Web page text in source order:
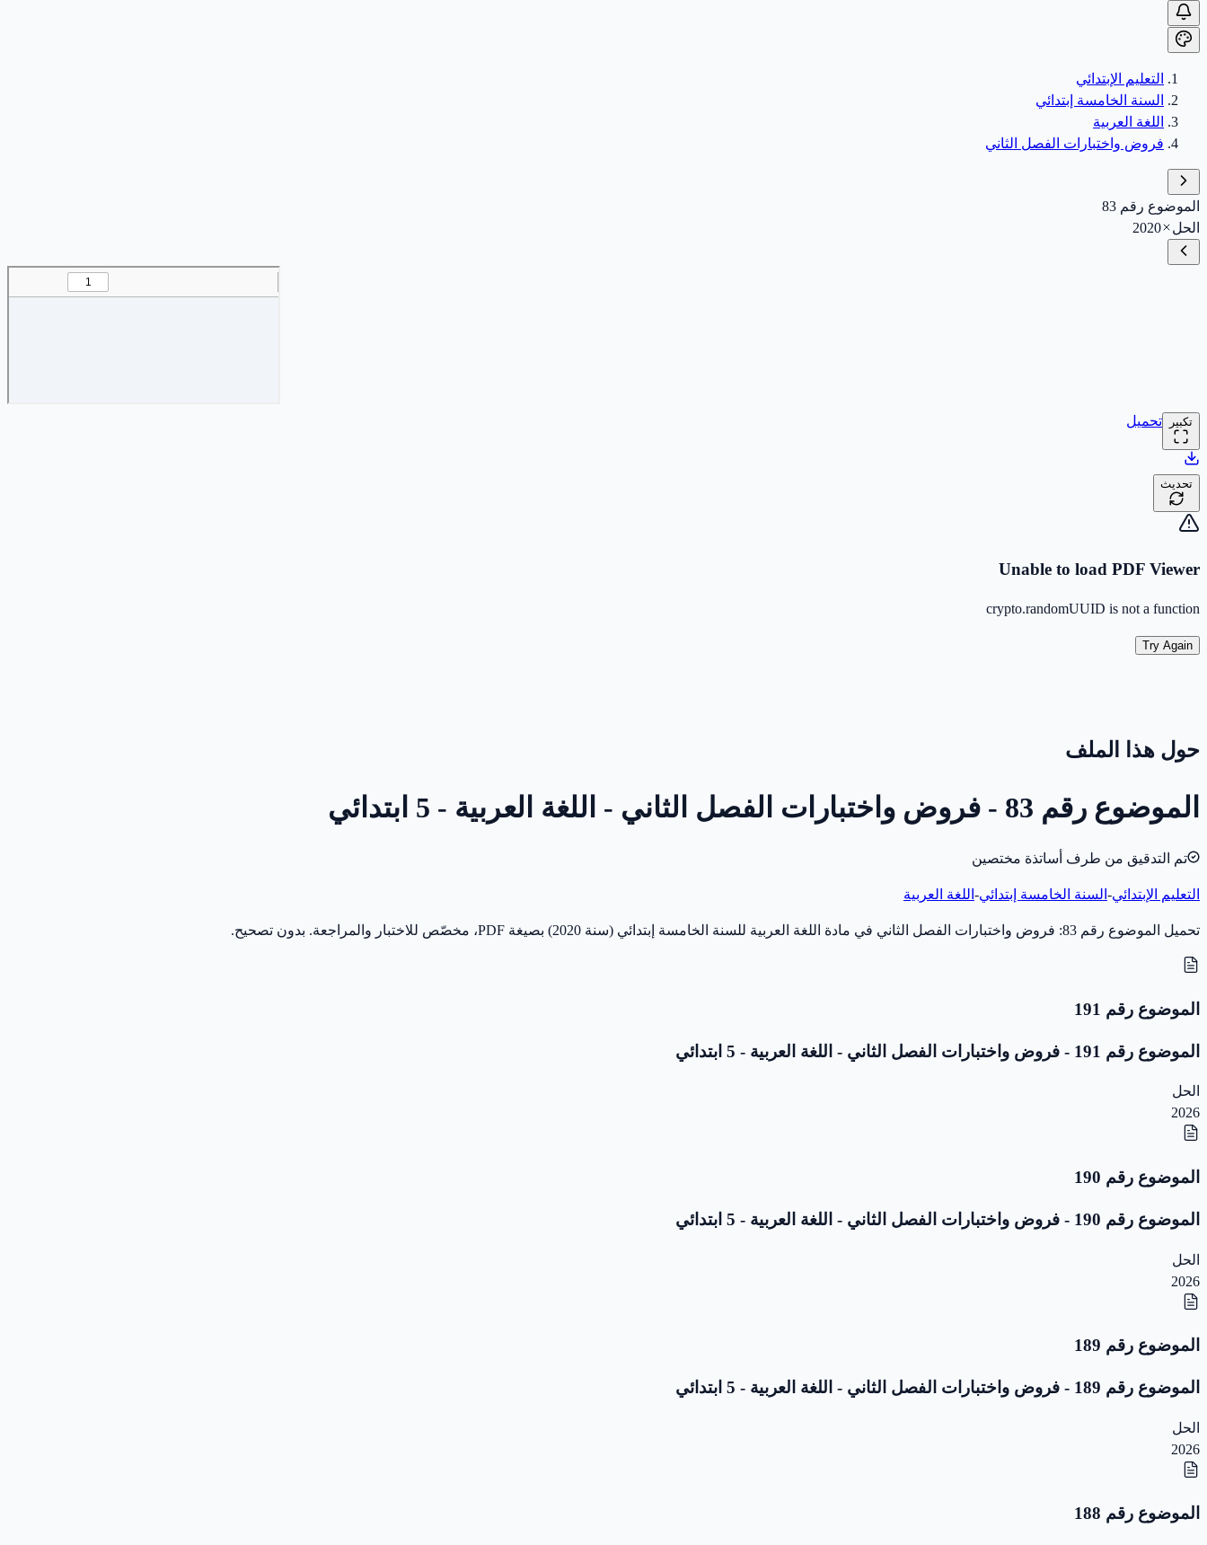
التعليم الإبتدائي
السنة الخامسة إبتدائي
اللغة العربية
فروض واختبارات الفصل الثاني
الموضوع رقم 83
الحل
2020
تكبير تحميل
تحديث
Unable to load PDF Viewer
crypto.randomUUID is not a function
Try Again
حول هذا الملف
الموضوع رقم 83 - فروض واختبارات الفصل الثاني - اللغة العربية - 5 ابتدائي
تم التدقيق من طرف أساتذة مختصين
التعليم الإبتدائي- السنة الخامسة إبتدائي- اللغة العربية
تحميل الموضوع رقم 83: فروض واختبارات الفصل الثاني في مادة اللغة العربية للسنة الخامسة إبتدائي (سنة 2020) بصيغة PDF، مخصّص للاختبار والمراجعة. بدون تصحيح.
الموضوع رقم 191
الموضوع رقم 191 - فروض واختبارات الفصل الثاني - اللغة العربية - 5 ابتدائي
الحل
2026
الموضوع رقم 190
الموضوع رقم 190 - فروض واختبارات الفصل الثاني - اللغة العربية - 5 ابتدائي
الحل
2026
الموضوع رقم 189
الموضوع رقم 189 - فروض واختبارات الفصل الثاني - اللغة العربية - 5 ابتدائي
الحل
2026
الموضوع رقم 188